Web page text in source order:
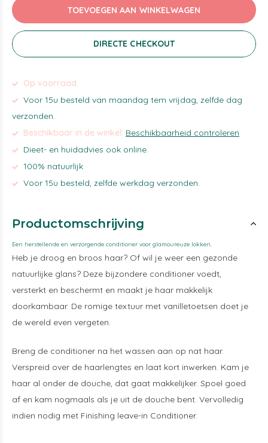
TOEVOEGEN AAN WINKELWAGEN
DIRECTE CHECKOUT
Op voorraad
Voor 15u besteld van maandag tem vrijdag, zelfde dag
verzonden.
Beschikbaar in de winkel: Beschikbaarheid controleren
Dieet- en huidadvies ook online.
100% natuurlijk
Voor 15u besteld, zelfde werkdag verzonden.
Productomschrijving
Een herstellende en verzorgende conditioner voor glamoureuze lokken.
Heb je droog en broos haar? Of wil je weer een gezonde
natuurlijke glans? Deze bijzondere conditioner voedt,
versterkt en beschermt en maakt je haar makkelijk
doorkambaar. De romige textuur met vanilletoetsen doet je
de wereld even vergeten.
Breng de conditioner na het wassen aan op nat haar.
Verspreid over de haarlengtes en laat kort inwerken. Kam je
haar al onder de douche, dat gaat makkelijker. Spoel goed
af en kam nogmaals als je uit de douche bent. Vervolledig
indien nodig met Finishing leave-in Conditioner.